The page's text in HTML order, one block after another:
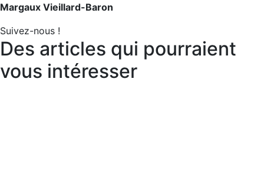
Margaux Vieillard-Baron
Suivez-nous !
Des articles qui pourraient
vous intéresser